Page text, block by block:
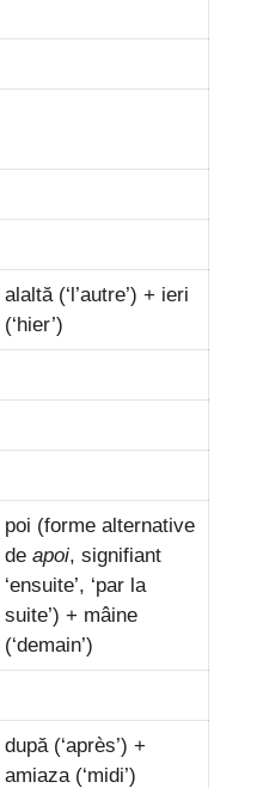
alaltă (‘l’autre’) + ieri
(‘hier’)
poi (forme alternative
de apoi, signifiant
‘ensuite’, ‘par la
suite’) + mâine
(‘demain’)
după (‘après’) +
amiaza (‘midi’)